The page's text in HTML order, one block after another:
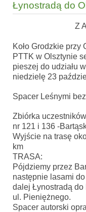
Łynostradą do
Z
Koło Grodzkie przy
PTTK w Olsztynie s
pieszej do udziału
niedzielę 23
Spacer Leśnymi
Zbiórka
nr 121 i 136 -
Wyjście na trasę
km
TRASA:
Pójdziemy przez
następnie lasami
dalej Łynostradą
ul. Pieniężnego.
Spacer autorski